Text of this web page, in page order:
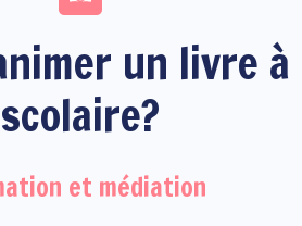
un livre
scolaire?
et médiation